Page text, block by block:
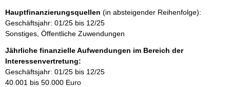
t
i
n
f
o
r
m
Hauptfinanzierungsquellen (in absteigender Reihenfolge):
Geschäftsjahr: 01/25 bis 12/25
Sonstiges, Öffentliche Zuwendungen
Jährliche finanzielle Aufwendungen im Bereich der
Interessenvertretung:
Geschäftsjahr: 01/25 bis 12/25
40.001 bis 50.000 Euro